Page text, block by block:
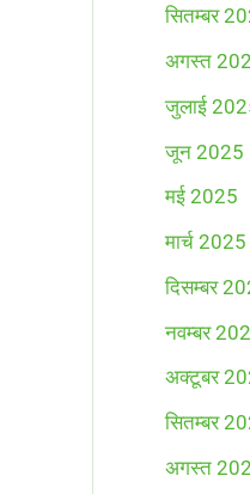
सितम्बर
अगस्त
जुलाई
जून 2025
मई 2025
मार्च 2025
दिसम्बर
नवम्बर
अक्टूबर
सितम्बर
अगस्त